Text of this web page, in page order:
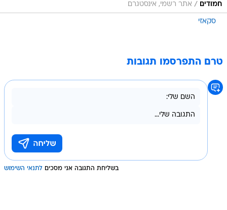
חמודים / אתר רשמי, אינסטגרם
סקאזי
טרם התפרסמו תגובות
בשליחת התגובה אני מסכים לתנאי השימוש